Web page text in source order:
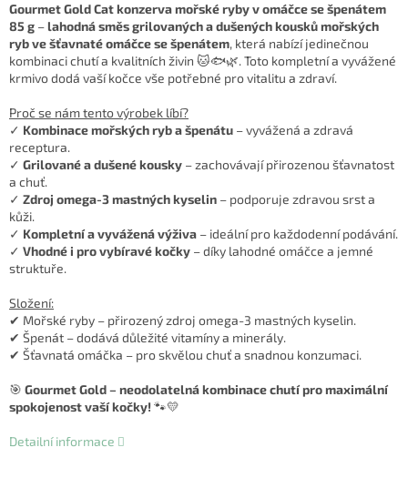
Gourmet Gold Cat konzerva mořské ryby v omáčce se špenátem
85 g –lahodná směs grilovaných a dušených kousků mořských
ryb ve šťavnaté omáčce se špenátem, která nabízí jedinečnou
kombinaci chutí a kvalitních živin 🐱🐟🌿. Toto kompletní a vyvážené
krmivo dodá vaší kočce vše potřebné pro vitalitu a zdraví.
Proč se nám tento výrobek líbí?
✓ Kombinace mořských ryb a špenátu – vyvážená a zdravá
receptura.
✓ Grilované a dušené kousky – zachovávají přirozenou šťavnatost
a chuť.
✓ Zdroj omega-3 mastných kyselin – podporuje zdravou srst a
kůži.
✓ Kompletní a vyvážená výživa – ideální pro každodenní podávání.
✓ Vhodné i pro vybíravé kočky – díky lahodné omáčce a jemné
struktuře.
Složení:
✔ Mořské ryby – přirozený zdroj omega-3 mastných kyselin.
✔ Špenát – dodává důležité vitamíny a minerály.
✔ Šťavnatá omáčka – pro skvělou chuť a snadnou konzumaci.
🎯 Gourmet Gold – neodolatelná kombinace chutí pro maximální
spokojenost vaší kočky!🐾💛
Detailní informace